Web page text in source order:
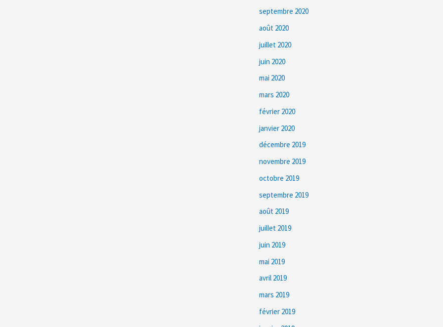
septembre 2020
août 2020
juillet 2020
juin 2020
mai 2020
mars 2020
février 2020
janvier 2020
décembre 2019
novembre 2019
octobre 2019
septembre 2019
août 2019
juillet 2019
juin 2019
mai 2019
avril 2019
mars 2019
février 2019